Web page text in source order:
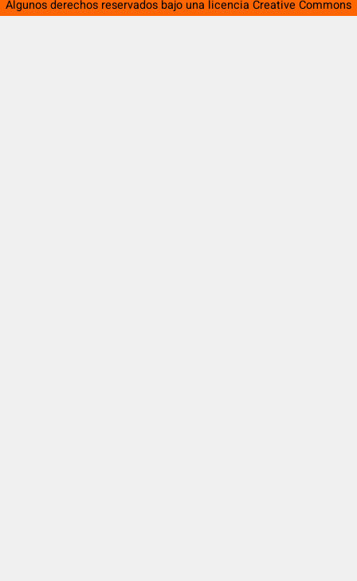
Algunos derechos reservados bajo una licencia Creative Commons